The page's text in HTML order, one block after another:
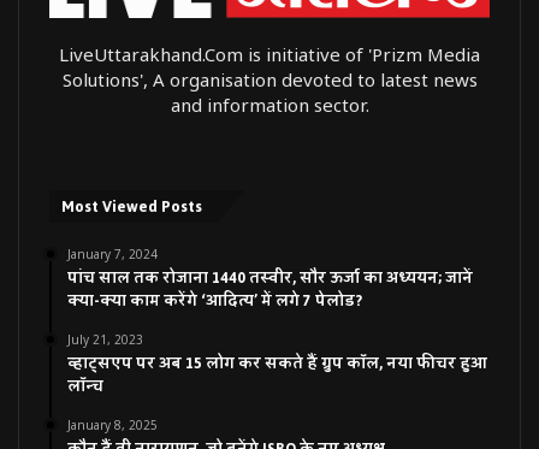
LiveUttarakhand.Com is initiative of 'Prizm Media
Solutions', A organisation devoted to latest news
and information sector.
Most Viewed Posts
January 7, 2024
पांच साल तक रोजाना 1440 तस्वीर, सौर ऊर्जा का अध्ययन; जानें
क्या-क्या काम करेंगे ‘आदित्य’ में लगे 7 पेलोड?
July 21, 2023
व्हाट्सएप पर अब 15 लोग कर सकते हैं ग्रुप कॉल, नया फीचर हुआ
लॉन्च
January 8, 2025